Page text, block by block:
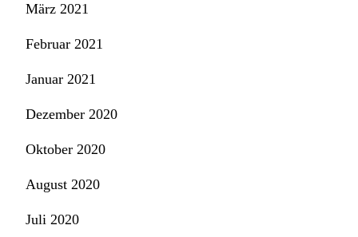
März 2021
Februar 2021
Januar 2021
Dezember 2020
Oktober 2020
August 2020
Juli 2020